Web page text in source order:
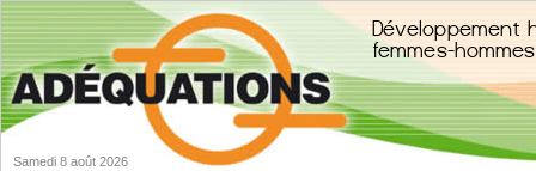
Samedi 8 août 2026